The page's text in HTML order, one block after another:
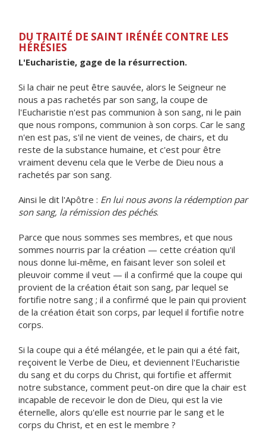
DU TRAITÉ DE SAINT IRÉNÉE CONTRE LES
HÉRÉSIES
L'Eucharistie, gage de la résurrection.
Si la chair ne peut être sauvée, alors le Seigneur ne
nous a pas rachetés par son sang, la coupe de
l'Eucharistie n'est pas communion à son sang, ni le pain
que nous rompons, communion à son corps. Car le sang
n'en est pas, s'il ne vient de veines, de chairs, et du
reste de la substance humaine, et c'est pour être
vraiment devenu cela que le Verbe de Dieu nous a
rachetés par son sang.
Ainsi le dit l'Apôtre : En lui nous avons la rédemption par
son sang, la rémission des péchés.
Parce que nous sommes ses membres, et que nous
sommes nourris par la création — cette création qu'il
nous donne lui-même, en faisant lever son soleil et
pleuvoir comme il veut — il a confirmé que la coupe qui
provient de la création était son sang, par lequel se
fortifie notre sang ; il a confirmé que le pain qui provient
de la création était son corps, par lequel il fortifie notre
corps.
Si la coupe qui a été mélangée, et le pain qui a été fait,
reçoivent le Verbe de Dieu, et deviennent l'Eucharistie
du sang et du corps du Christ, qui fortifie et affermit
notre substance, comment peut-on dire que la chair est
incapable de recevoir le don de Dieu, qui est la vie
éternelle, alors qu'elle est nourrie par le sang et le
corps du Christ, et en est le membre ?